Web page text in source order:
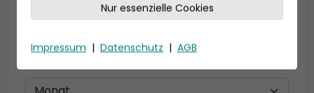
Geburtsdatum
Nur essenzielle Cookies
Impressum | Datenschutz | AGB